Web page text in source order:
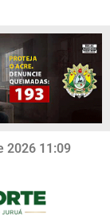
2026 11:09